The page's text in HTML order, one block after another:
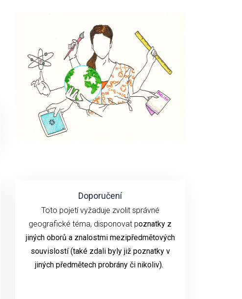
Doporučení
Toto pojetí vyžaduje zvolit správné
geografické téma, disponovat poznatky z
jiných oborů a znalostmi mezipředmětových
souvislostí (také zdali byly již poznatky v
jiných předmětech probrány či nikoliv).